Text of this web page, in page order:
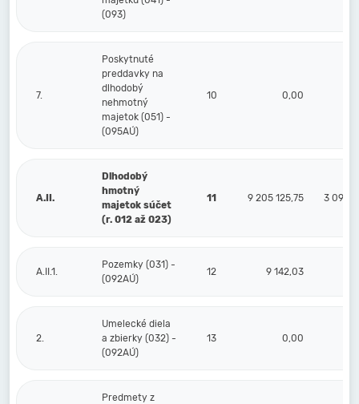
(093)
7.
Poskytnuté
preddavky na
dlhodobý
nehmotný
majetok (051) -
(095AÚ)
10 0,00
A.II.
Dlhodobý
hmotný
majetok súčet
(r. 012 až 023)
11 9 205 125,75 3 094
A.II.1.
Pozemky (031) -
(092AÚ)
12 9 142,03
2.
Umelecké diela
a zbierky (032) -
(092AÚ)
13 0,00
Predmety z